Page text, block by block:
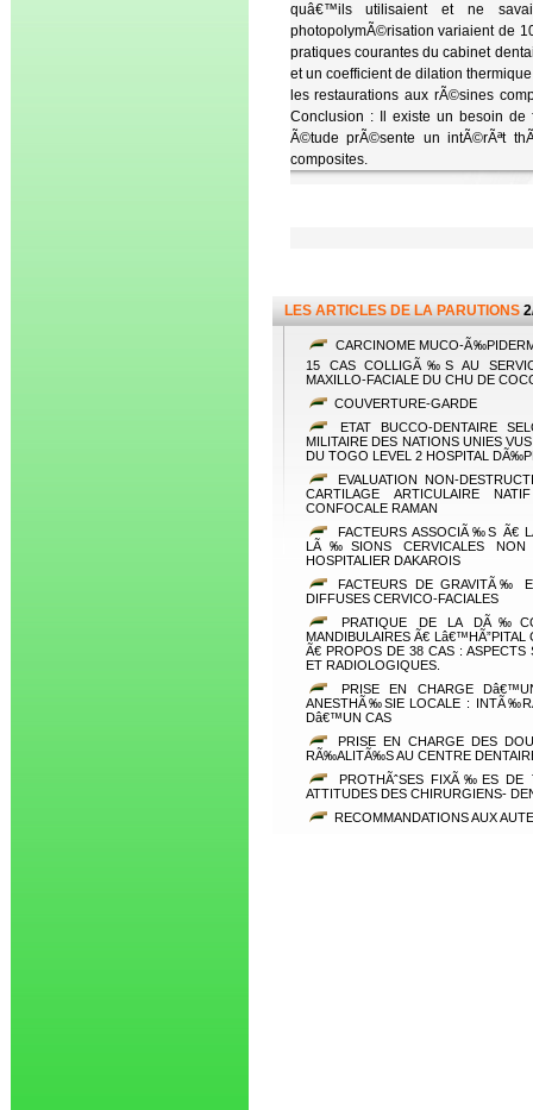
quâ€™ils utilisaient et ne
photopolymÃ©risation variaient de
pratiques courantes du cabinet
et un coefficient de dilation
les restaurations aux rÃ©sines
Conclusion : Il existe un besoin de
Ã©tude prÃ©sente un intÃ©rÃªt
composites.
LES ARTICLES DE LA PARUTIONS
CARCINOME MUCO-
15 CAS COLLIGÃ‰S AU
MAXILLO-FACIALE DU CHU DE
COUVERTURE-GARDE
ETAT BUCCO-DENTAIRE
MILITAIRE DES NATIONS UNIES
DU TOGO LEVEL 2 HOSPITAL
EVALUATION NON-
CARTILAGE ARTICULAIRE
CONFOCALE RAMAN
FACTEURS ASSOCIÃ‰S Ã€
LÃ‰SIONS CERVICALES NON
HOSPITALIER DAKAROIS
FACTEURS DE GRAVITÃ‰
DIFFUSES CERVICO-FACIALES
PRATIQUE DE LA
MANDIBULAIRES Ã€
Ã€ PROPOS DE 38 CAS :
ET RADIOLOGIQUES.
PRISE EN CHARGE
ANESTHÃ‰SIE LOCALE :
Dâ€™UN CAS
PRISE EN CHARGE DES
RÃ‰ALITÃ‰S AU CENTRE
PROTHÃˆSES FIXÃ‰ES DE
ATTITUDES DES CHIRURGIENS-
RECOMMANDATIONS AUX